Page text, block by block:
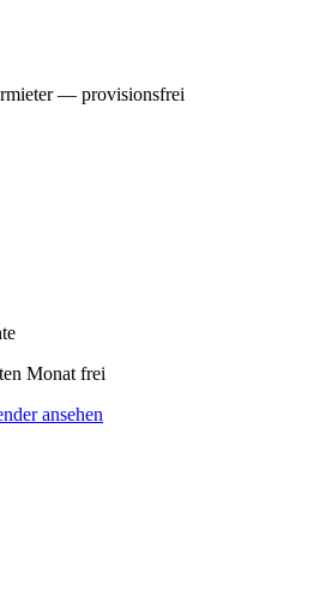
— provisionsfrei
Monat frei
ansehen